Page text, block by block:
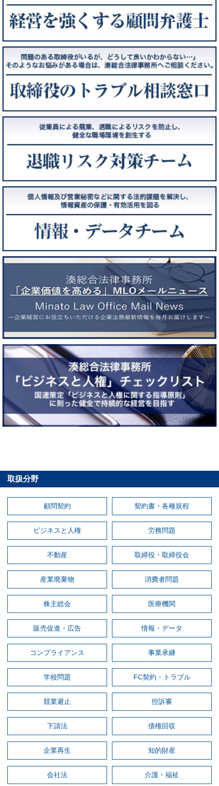
取扱分野
顧問契約 契約書・各種規程
ビジネスと人権 労務問題
不動産 取締役・取締役会
産業廃棄物 消費者問題
株主総会 医療機関
販売促進・広告 情報・データ
コンプライアンス 事業承継
学校問題 FC契約・トラブル
競業避止 控訴審
下請法 債権回収
企業再生 知的財産
会社法 介護・福祉